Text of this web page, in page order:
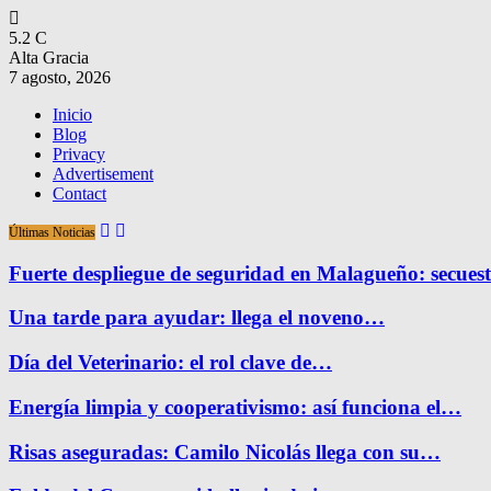
5.2 C
Alta Gracia
7 agosto, 2026
Inicio
Blog
Privacy
Advertisement
Contact
Últimas Noticias
Fuerte despliegue de seguridad en Malagueño:
Una tarde para ayudar: llega el noveno…
Día del Veterinario: el rol clave de…
Energía limpia y cooperativismo: así funciona el…
Risas aseguradas: Camilo Nicolás llega con su…